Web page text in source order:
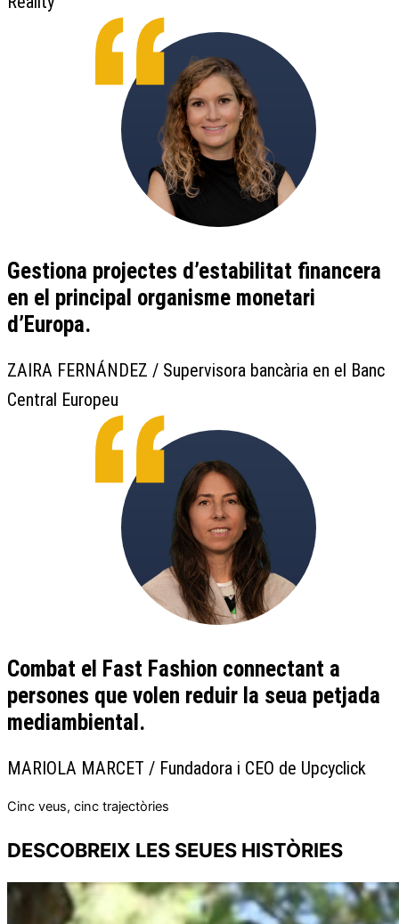
Gestiona projectes d’estabilitat financera
en el principal organisme monetari
d’Europa.
ZAIRA FERNÁNDEZ / Supervisora bancària en el Banc
Central Europeu
Combat el Fast Fashion connectant a
persones que volen reduir la seua petjada
mediambiental.
MARIOLA MARCET / Fundadora i CEO de Upcyclick
Cinc veus, cinc trajectòries
DESCOBREIX LES SEUES HISTÒRIES